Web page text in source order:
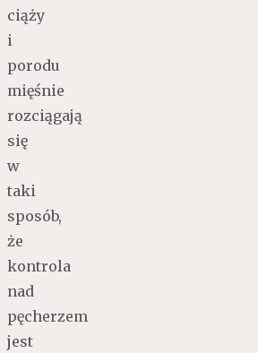
ciąży
i
porodu
mięśnie
rozciągają
się
w
taki
sposób,
że
kontrola
nad
pęcherzem
jest